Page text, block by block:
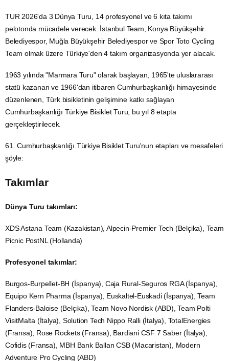
TUR 2026'da 3 Dünya Turu, 14 profesyonel ve 6 kıta takımı
pelotonda mücadele verecek. İstanbulTeam, Konya Büyükşehir
Belediyespor, Muğla Büyükşehir Belediyespor ve Spor Toto Cycling
Team olmak üzere Türkiye'den 4 takım organizasyonda yer alacak.
1963 yılında "Marmara Turu" olarak başlayan, 1965'te uluslararası
statü kazanan ve 1966'dan itibaren Cumhurbaşkanlığı himayesinde
düzenlenen, Türk bisikletinin gelişimine katkı sağlayan
Cumhurbaşkanlığı Türkiye Bisiklet Turu, bu yıl 8 etapta
gerçekleştirilecek.
61. Cumhurbaşkanlığı Türkiye Bisiklet Turu'nun etapları ve mesafeleri
şöyle:
Takımlar
Dünya Turu takımları:
XDS Astana Team (Kazakistan), Alpecin-Premier Tech (Belçika), Team
Picnic PostNL (Hollanda)
Profesyonel takımlar:
Burgos-Burpellet-BH (İspanya), Caja Rural-Seguros RGA (İspanya),
Equipo Kern Pharma (İspanya), Euskaltel-Euskadi (İspanya), Team
Flanders-Baloise (Belçika), Team Novo Nordisk (ABD), Team Polti
VisitMalta (İtalya), Solution Tech Nippo Ralli(İtalya), TotalEnergies
(Fransa), Rose Rockets (Fransa), Bardiani CSF 7 Saber (İtalya),
Cofidis (Fransa), MBH Bank Ballan CSB (Macaristan), Modern
Adventure Pro Cycling (ABD)